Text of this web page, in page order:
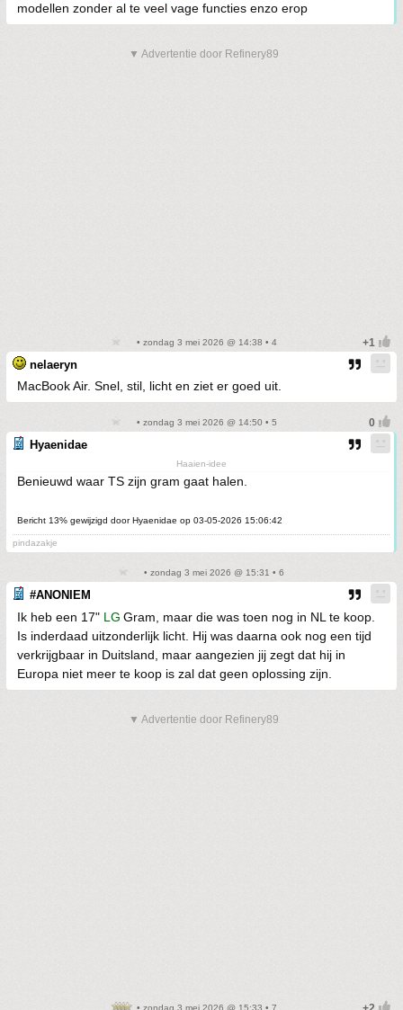
modellen zonder al te veel vage functies enzo erop
▼ Advertentie door Refinery89
• zondag 3 mei 2026 @ 14:38 • 4
nelaeryn
MacBook Air. Snel, stil, licht en ziet er goed uit.
• zondag 3 mei 2026 @ 14:50 • 5
Hyaenidae
Haaien-idee
Benieuwd waar TS zijn gram gaat halen.
Bericht 13% gewijzigd door Hyaenidae op 03-05-2026 15:06:42
pindazakje
• zondag 3 mei 2026 @ 15:31 • 6
#ANONIEM
Ik heb een 17" LG Gram, maar die was toen nog in NL te koop.
Is inderdaad uitzonderlijk licht. Hij was daarna ook nog een tijd
verkrijgbaar in Duitsland, maar aangezien jij zegt dat hij in
Europa niet meer te koop is zal dat geen oplossing zijn.
▼ Advertentie door Refinery89
• zondag 3 mei 2026 @ 15:33 • 7